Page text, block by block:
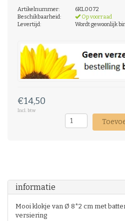
Artikelnummer:
6KL0072
Beschikbaarheid:
Op voorraad
Levertijd:
Wordt gewoonlijk
€14,50
Incl. btw
informatie
Mooi klokje van Ø 8*2 cm met
versiering